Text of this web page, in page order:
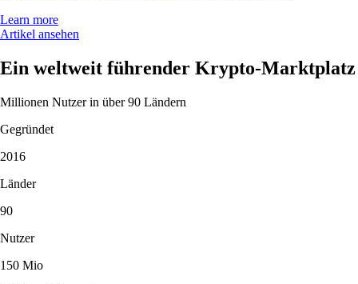
Learn more
Artikel ansehen
Ein weltweit führender Krypto-Marktplatz
Millionen Nutzer in über 90 Ländern
Gegründet
2016
Länder
90
Nutzer
150 Mio